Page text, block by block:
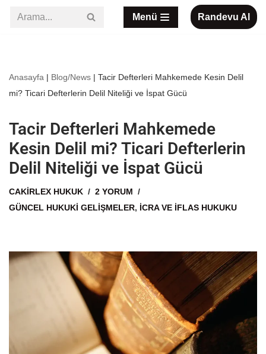
Menü Randevu Al
Anasayfa | Blog/News | Tacir Defterleri Mahkemede Kesin Delil
mi? Ticari Defterlerin Delil Niteliği ve İspat Gücü
Tacir Defterleri Mahkemede
Kesin Delil mi? Ticari Defterlerin
Delil Niteliği ve İspat Gücü
CAKIRLEX HUKUK
2 YORUM
GÜNCEL HUKUKI GELIŞMELER, İCRA VE İFLAS HUKUKU